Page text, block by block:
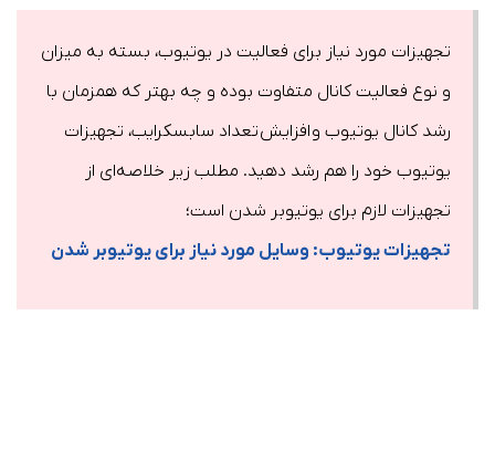
تجهیزات مورد نیاز برای فعالیت در یوتیوب، بسته به میزان
و نوع فعالیت کانال متفاوت بوده و چه بهتر که همزمان با
رشد کانال یوتیوب و افزایش تعداد سابسکرایب، تجهیزات
یوتیوب خود را هم رشد دهید. مطلب زیر خلاصه‌ای از
تجهیزات لازم برای یوتیوبر شدن است؛
تجهیزات یوتیوب: وسایل مورد نیاز برای یوتیوبر شدن